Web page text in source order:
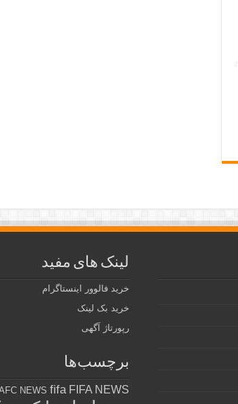
لینک های مفید
خرید فالوور اینستاگرام
خرید بک لینک
رپورتاژ آگهی
برچسب‌ها
NEWS fifa FIFA NEWS